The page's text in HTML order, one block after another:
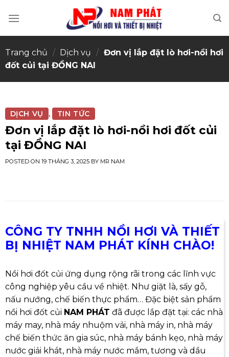
Trang chủ / Dịch vụ / Đơn vị lắp đặt lò hơi-nồi hơi
đốt củi tại ĐỒNG NAI
DỊCH VỤ , TIN TỨC
Đơn vị lắp đặt lò hơi-nồi hơi đốt củi
tại ĐỒNG NAI
POSTED ON 19 THÁNG 3, 2025BY MR NAM
CÔNG TY TNHH NỒI HƠI VÀ THIẾT
BỊ NHIỆT NAM PHÁT KÍNH CHÀO!
Nồi hơi đốt củi ứng dụng rộng rãi trong các lĩnh vực
công nghiệp yêu cầu về nhiệt. Như giặt là, sấy gỗ,
nấu nướng, chế biến thực phẩm… Đặc biệt sản phẩm
nồi hơi đốt củi NAM PHÁT đã được lắp đặt tại: các nhà
máy may, nhà máy nhuộm vải, nhà máy in, nhà máy
chế biến thức ăn gia súc, nhà máy bánh kẹo, nhà máy
nước giải khát, nhà máy nước mắm, tương và dầu